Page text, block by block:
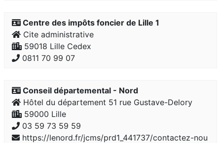
Centre des impôts foncier de Lille 1
Cite administrative
59018 Lille Cedex
0811 70 99 07
Conseil départemental - Nord
Hôtel du département 51 rue Gustave-Delory
59000 Lille
03 59 73 59 59
https://lenord.fr/jcms/prd1_441737/contactez-nou